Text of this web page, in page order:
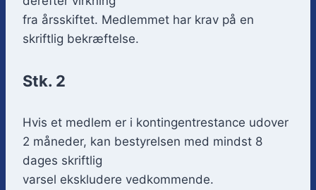
fra årsskiftet. Medlemmet har krav på en
skriftlig bekræftelse.
Stk. 2
Hvis et medlem er i kontingentrestance udover
2 måneder, kan bestyrelsen med mindst 8
dages skriftlig
varsel ekskludere vedkommende.